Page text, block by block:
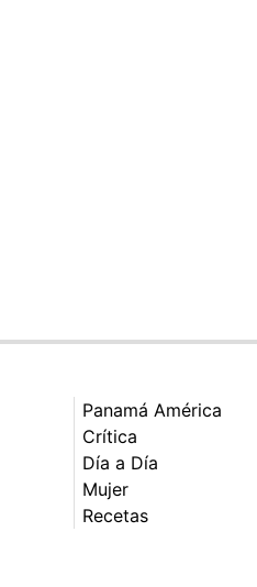
Panamá América
Crítica
Día a Día
Mujer
Recetas